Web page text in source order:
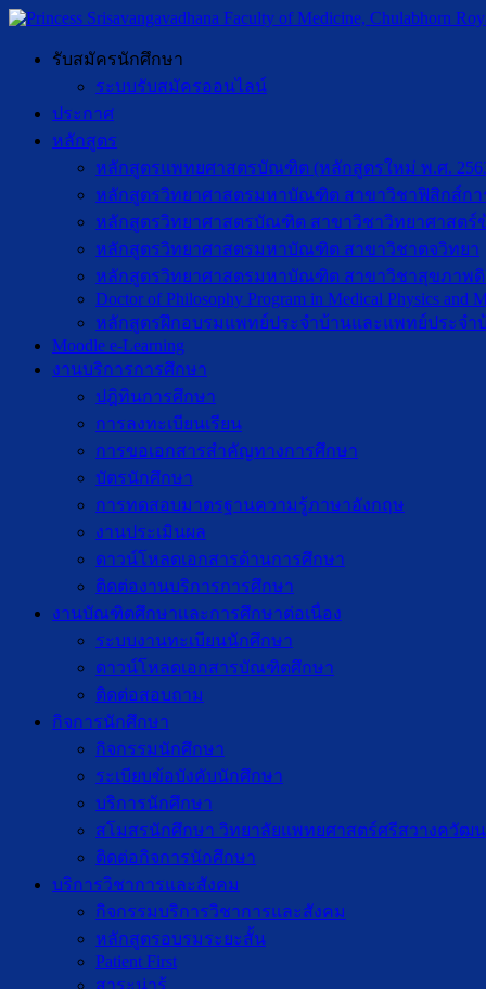
รับสมัครนักศึกษา
ระบบรับสมัครออนไลน์
ประกาศ
หลักสูตร
หลักสูตรแพทยศาสตรบัณฑิต (หลักสูตรใหม่ พ.ศ.
หลักสูตรวิทยาศาสตรมหาบัณฑิต สาขาวิชาฟิสิกส์กา
หลักสูตรวิทยาศาสตรบัณฑิต สาขาวิชาวิทยาศาสตร์
หลักสูตรวิทยาศาสตรมหาบัณฑิต สาขาวิชาตจวิทยา
หลักสูตรวิทยาศาสตรมหาบัณฑิต สาขาวิชาสุขภาพดิ
Doctor of Philosophy Program in Medical Physics and
หลักสูตรฝึกอบรมแพทย์ประจำบ้านและแพทย์ประจำ
Moodle e-Learning
งานบริการการศึกษา
ปฎิทินการศึกษา
การลงทะเบียนเรียน
การขอเอกสารสำคัญทางการศึกษา
บัตรนักศึกษา
การทดสอบมาตรฐานความรู้ภาษาอังกฤษ
งานประเมินผล
ดาวน์โหลดเอกสารด้านการศึกษา
ติดต่องานบริการการศึกษา
งานบัณฑิตศึกษาเเละการศึกษาต่อเนื่อง
ระบบงานทะเบียนนักศึกษา
ดาวน์โหลดเอกสารบัณฑิตศึกษา
ติดต่อสอบถาม
กิจการนักศึกษา
กิจกรรมนักศึกษา
ระเบียบข้อบังคับนักศึกษา
บริการนักศึกษา
สโมสรนักศึกษา วิทยาลัยแพทยศาสตร์ศรีสวางควัฒน
ติดต่อกิจการนักศึกษา
บริการวิชาการและสังคม
กิจกรรมบริการวิชาการและสังคม
หลักสูตรอบรมระยะสั้น
Patient First
สาระน่ารู้